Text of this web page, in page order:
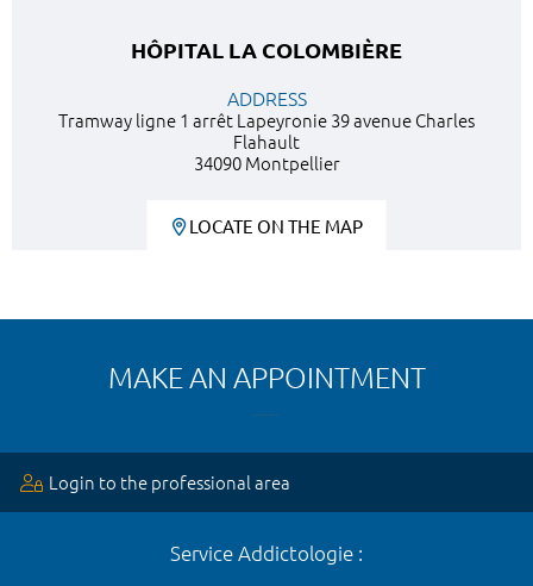
HÔPITAL LA COLOMBIÈRE
ADDRESS
Tramway ligne 1 arrêt Lapeyronie 39 avenue Charles
Flahault
34090 Montpellier
LOCATE ON THE MAP
MAKE AN APPOINTMENT
Login to the professional area
Service Addictologie :